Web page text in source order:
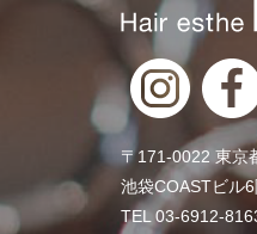
〒171-0022 東京
池袋COASTビル
TEL 03-6912-